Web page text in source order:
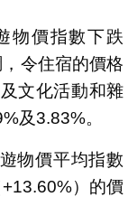
物價指數下跌
令住宿的價格
文化活動和雜
及3.83%。
物價平均指數
）的價